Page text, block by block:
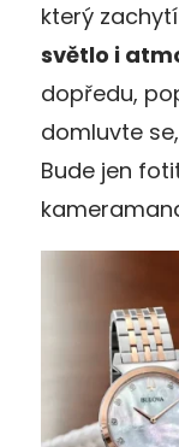
který zachytí
světlo i
dopředu,
domluvte
Bude jen